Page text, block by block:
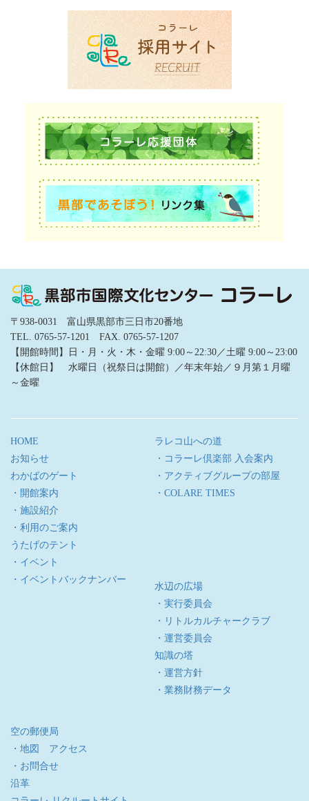
〒938-0031 富山県黒部市三日市20番地
TEL. 0765-57-1201 FAX. 0765-57-1207
【開館時間】日・月・火・木・金曜 9:00～22:30／土曜 9:00～23:00
【休館日】 水曜日（祝祭日は開館）／年末年始／９月第１月曜
～金曜
HOME
お知らせ
わかばのゲート
・開館案内
・施設紹介
・利用のご案内
うたげのテント
・イベント
・イベントバックナンバー
ラレコ山への道
・コラーレ倶楽部 入会案内
・アクティブグループの部屋
・COLARE TIMES
水辺の広場
・実行委員会
・リトルカルチャークラブ
・運営委員会
知識の塔
・運営方針
・業務財務データ
空の郵便局
・地図 アクセス
・お問合せ
沿革